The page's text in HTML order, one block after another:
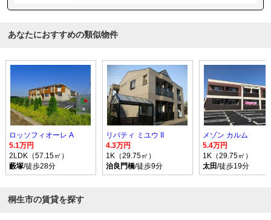
あなたにおすすめの類似物件
ロッソフィオーレ A
5.1万円
2LDK（57.15㎡）
藪塚/徒歩28分
リバティ ミユウ II
4.3万円
1K（29.75㎡）
治良門橋/徒歩9分
メゾン カルム
5.4万円
1K（29.75㎡）
太田/徒歩19分
桐生市の賃貸を探す